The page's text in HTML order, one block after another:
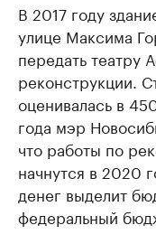
В 2017 году
улице Максима
передать театру
реконструкции.
оценивалась в
года мэр
что работы по
начнутся в 2020
денег выделит
федеральный